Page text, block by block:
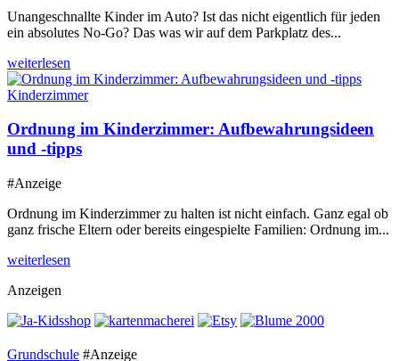
Unangeschnallte Kinder im Auto? Ist das nicht eigentlich für jeden
ein absolutes No-Go? Das was wir auf dem Parkplatz des...
weiterlesen
Kinderzimmer
Ordnung im Kinderzimmer: Aufbewahrungsideen
und -tipps
#Anzeige
Ordnung im Kinderzimmer zu halten ist nicht einfach. Ganz egal ob
ganz frische Eltern oder bereits eingespielte Familien: Ordnung im...
weiterlesen
Anzeigen
Grundschule #Anzeige